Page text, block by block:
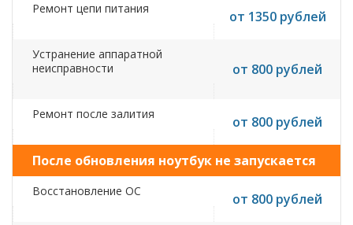
Ремонт цепи питания от 1350 рублей
Устранение аппаратной
неисправности
от 800 рублей
Ремонт после залития от 800 рублей
После обновления ноутбук не запускается
Восстановление ОС от 800 рублей